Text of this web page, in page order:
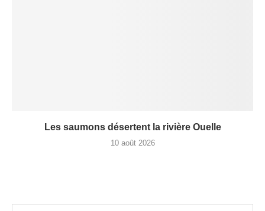
Les saumons désertent la rivière Ouelle
10 août 2026